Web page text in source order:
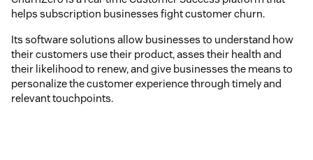
helps subscription businesses fight customer churn.
Its software solutions allow businesses to understand how
their customers use their product, asses their health and
their likelihood to renew, and give businesses the means to
personalize the customer experience through timely and
relevant touchpoints.